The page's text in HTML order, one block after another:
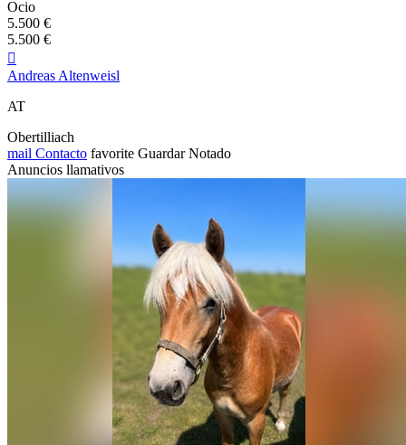
Ocio
5.500 €
5.500 €

Andreas Altenweisl
AT
Obertilliach
mail Contacto favorite Guardar Notado
Anuncios llamativos